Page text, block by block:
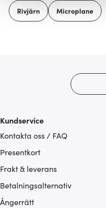
ska anpassas efter det
gör också att vi kan
Rivjärn Microplane
Kundservice
Kontakta oss / FAQ
Presentkort
Frakt & leverans
Betalningsalternativ
Ångerrätt